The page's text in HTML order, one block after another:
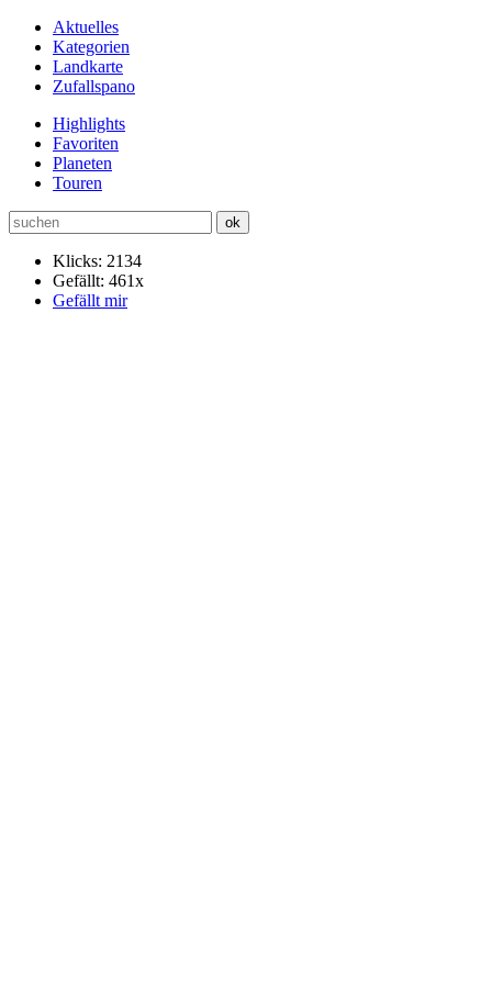
Aktuelles
Kategorien
Landkarte
Zufallspano
Highlights
Favoriten
Planeten
Touren
Klicks: 2134
Gefällt: 461x
Gefällt mir